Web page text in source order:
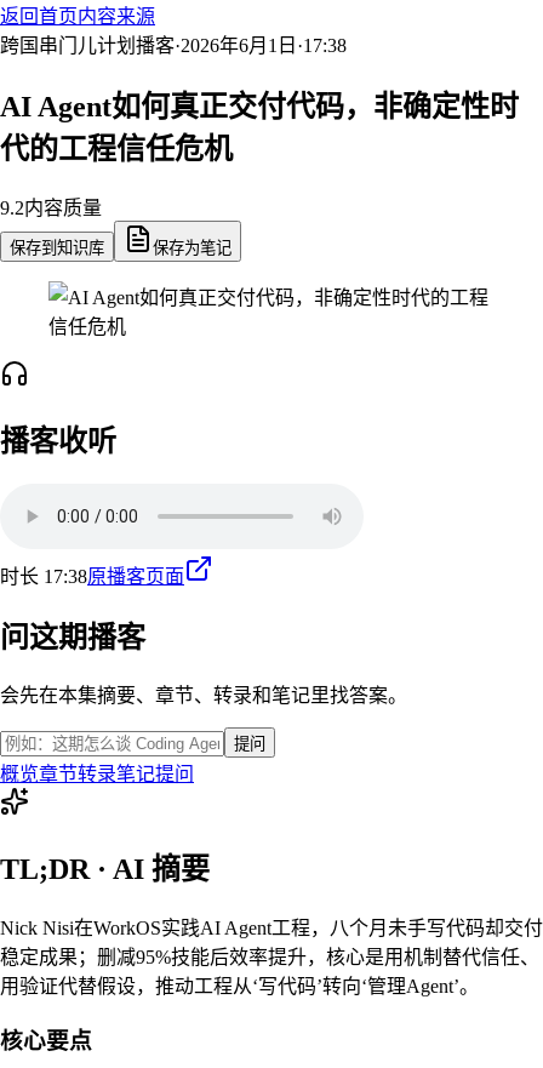
返回首页内容来源
跨国串门儿计划 播客·2026年6月1日 ·17:38
AI Agent如何真正交付代码，非确定性时
代的工程信任危机
9.2内容质量
保存到知识库 保存为笔记
播客收听
时长 17:38原播客页面
问这期播客
会先在本集摘要、章节、转录和笔记里找答案。
提问
概览章节转录笔记提问
TL;DR · AI 摘要
Nick Nisi在WorkOS实践AI Agent工程，八个月未手写代码却交付
稳定成果；删减95%技能后效率提升，核心是用机制替代信任、
用验证代替假设，推动工程从‘写代码’转向‘管理Agent’。
核心要点